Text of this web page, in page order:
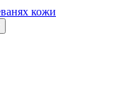
кожи